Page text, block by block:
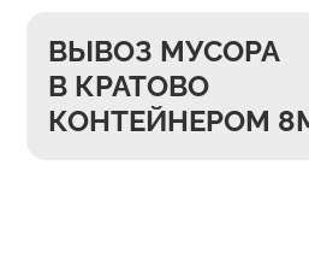
ВЫВОЗ МУСОРА
В КРАТОВО
КОНТЕЙНЕРОМ